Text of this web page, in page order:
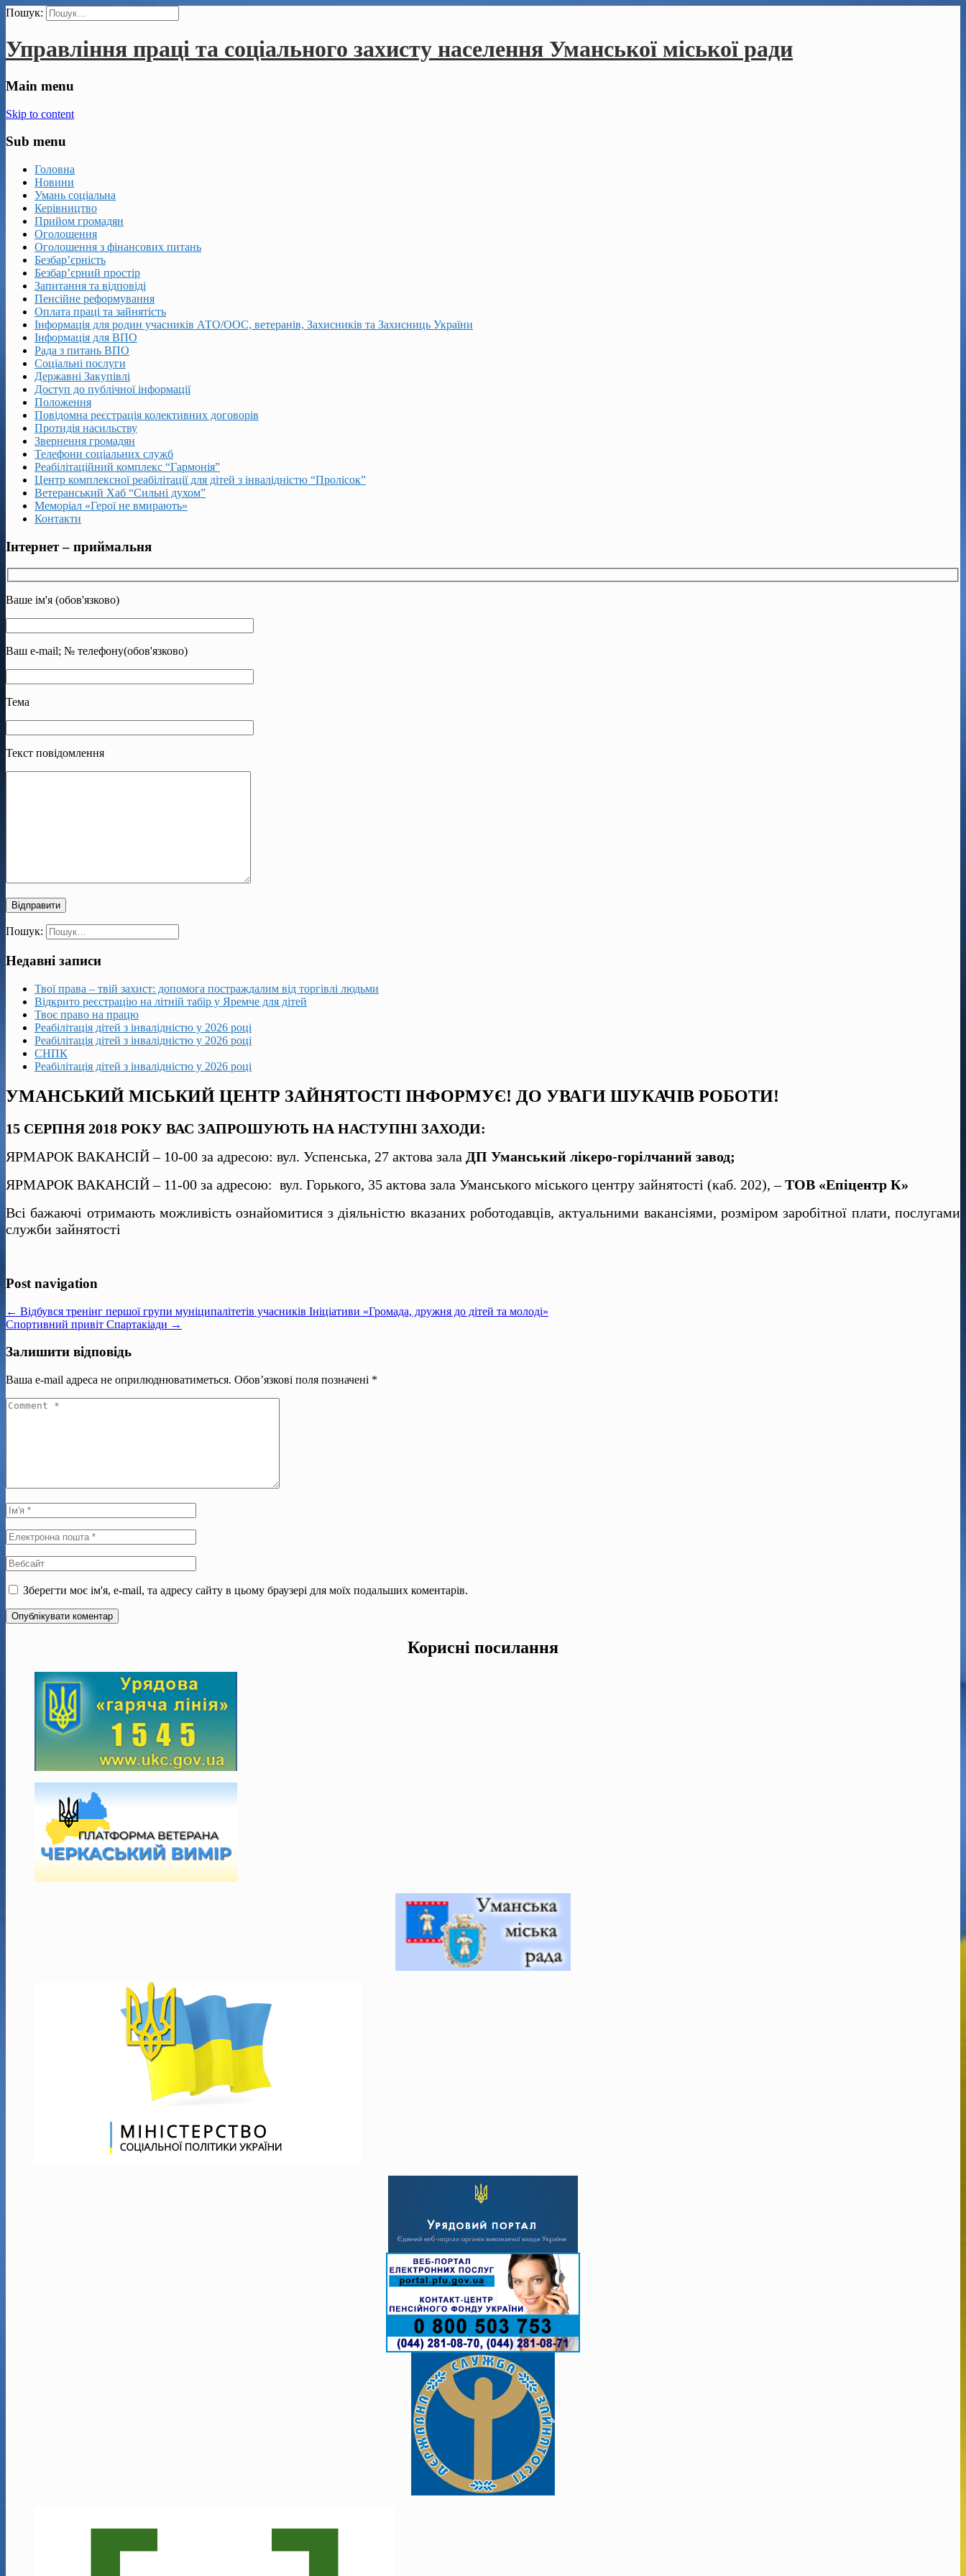
Пошук:
Управління праці та соціального захисту населення Уманської міської ради
Main menu
Skip to content
Sub menu
Головна
Новини
Умань соціальна
Керівництво
Прийом громадян
Оголошення
Оголошення з фінансових питань
Безбар’єрність
Безбар’єрний простір
Запитання та відповіді
Пенсійне реформування
Оплата праці та зайнятість
Інформація для родин учасників АТО/ООС, ветеранів, Захисників та Захисниць України
Інформація для ВПО
Рада з питань ВПО
Соціальні послуги
Державні Закупівлі
Доступ до публічної інформації
Положення
Повідомна реєстрація колективних договорів
Протидія насильству
Звернення громадян
Телефони соціальних служб
Реабілітаційний комплекс “Гармонія”
Центр комплексної реабілітації для дітей з інвалідністю “Пролісок”
Ветеранський Хаб “Сильні духом”
Меморіал «Герої не вмирають»
Контакти
Інтернет – приймальня
Ваше ім'я (обов'язково)
Ваш e-mail; № телефону(обов'язково)
Тема
Текст повідомлення
Пошук:
Недавні записи
Твої права – твій захист: допомога постраждалим від торгівлі людьми
Відкрито реєстрацію на літній табір у Яремче для дітей
Твоє право на працю
Реабілітація дітей з інвалідністю у 2026 році
Реабілітація дітей з інвалідністю у 2026 році
СНПК
Реабілітація дітей з інвалідністю у 2026 році
УМАНСЬКИЙ МІСЬКИЙ ЦЕНТР ЗАЙНЯТОСТІ ІНФОРМУЄ! ДО УВАГИ ШУКАЧІВ РОБОТИ!
15 СЕРПНЯ 2018 РОКУ ВАС ЗАПРОШУЮТЬ НА НАСТУПНІ ЗАХОДИ:
ЯРМАРОК ВАКАНСІЙ – 10-00 за адресою: вул. Успенська, 27 актова зала ДП Уманський лікеро-горілчаний завод;
ЯРМАРОК ВАКАНСІЙ – 11-00 за адресою: вул. Горького, 35 актова зала Уманського міського центру зайнятості (каб. 202), –ТОВ «Епіцентр К»
Всі бажаючі отримають можливість ознайомитися з діяльністю вказаних роботодавців, актуальними вакансіями, розміром заробітної плати, послугами
служби зайнятості
Post navigation
← Відбувся тренінг першої групи муніципалітетів учасників Ініціативи «Громада, дружня до дітей та молоді»
Спортивний привіт Спартакіади →
Залишити відповідь
Ваша e-mail адреса не оприлюднюватиметься. Обов’язкові поля позначені *
Зберегти моє ім'я, e-mail, та адресу сайту в цьому браузері для моїх подальших коментарів.
Корисні посилання